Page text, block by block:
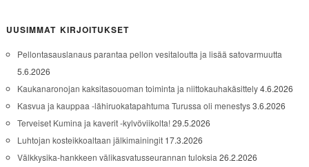
UUSIMMAT KIRJOITUKSET
Pellontasauslanaus parantaa pellon vesitaloutta ja lisää satovarmuutta
5.6.2026
Kaukanaronojan kaksitasouoman toiminta ja niittokauhakäsittely4.6.2026
Kasvua ja kauppaa -lähiruokatapahtuma Turussa oli menestys3.6.2026
Terveiset Kumina ja kaverit -kylvöviikolta!29.5.2026
Luhtojan kosteikkoaltaan jälkimainingit 17.3.2026
Välkkysika-hankkeen välikasvatusseurannan tuloksia 26.2.2026